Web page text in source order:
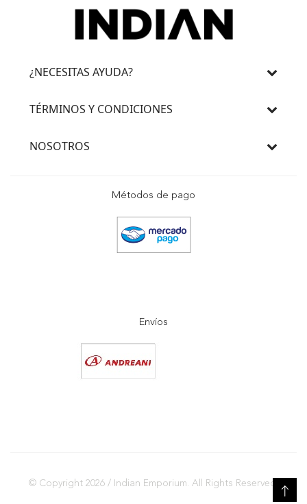
¿NECESITAS AYUDA?
TÉRMINOS Y CONDICIONES
NOSOTROS
Métodos de pago
Envíos
© Copyright 2026 / Indian Emporium. All Rights Reserved.